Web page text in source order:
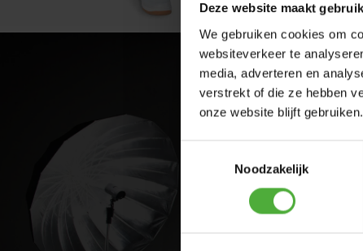
Deze website maakt
We gebruiken cookies om
websiteverkeer te
media, adverteren en
verstrekt of die ze hebben
onze website blijft gebruiken.
Noodzakelijk